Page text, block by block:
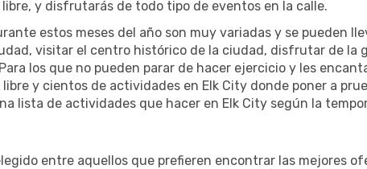
y disfrutarás de todo tipo de eventos en la calle.
estos meses del año son muy variadas y se pueden
visitar el centro histórico de la ciudad, disfrutar de la
los que no pueden parar de hacer ejercicio y les
y cientos de actividades en Elk City donde poner a
lista de actividades que hacer en Elk City según la
entre aquellos que prefieren encontrar las mejores